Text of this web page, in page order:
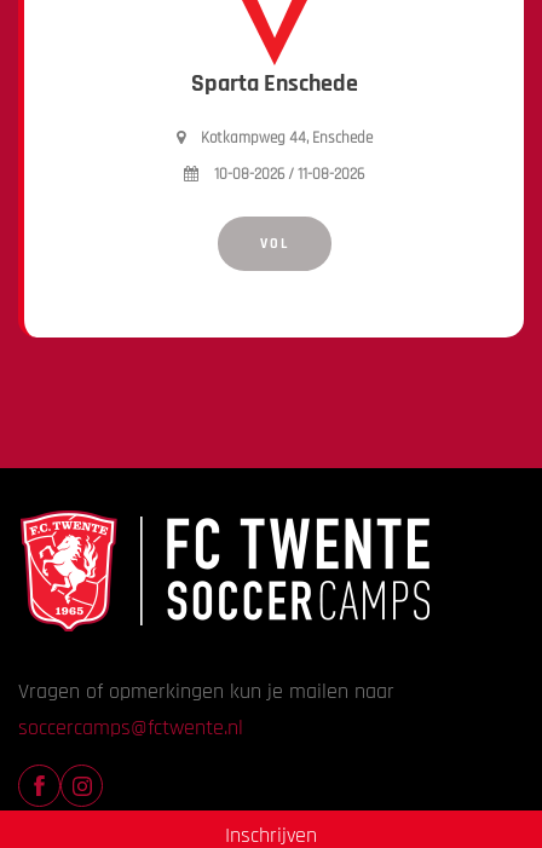
Inschrijven
Sparta Enschede
Kotkampweg 44, Enschede
10-08-2026 / 11-08-2026
VOL
Vragen of opmerkingen kun je mailen naar
soccercamps@fctwente.nl